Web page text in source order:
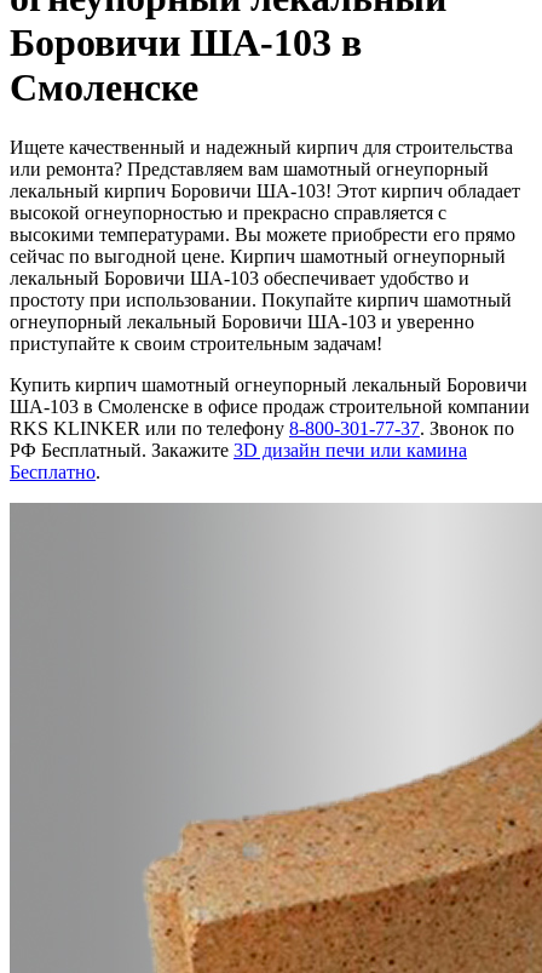
Боровичи ША-103 в
Смоленске
Ищете качественный и надежный кирпич для строительства
или ремонта? Представляем вам шамотный огнеупорный
лекальный кирпич Боровичи ША-103! Этот кирпич обладает
высокой огнеупорностью и прекрасно справляется с
высокими температурами. Вы можете приобрести его прямо
сейчас по выгодной цене. Кирпич шамотный огнеупорный
лекальный Боровичи ША-103 обеспечивает удобство и
простоту при использовании. Покупайте кирпич шамотный
огнеупорный лекальный Боровичи ША-103 и уверенно
приступайте к своим строительным задачам!
Купить кирпич шамотный огнеупорный лекальный Боровичи
ША-103 в Смоленске в офисе продаж строительной компании
RKS KLINKER или по телефону 8-800-301-77-37. Звонок по
РФ Бесплатный. Закажите 3D дизайн печи или камина
Бесплатно.